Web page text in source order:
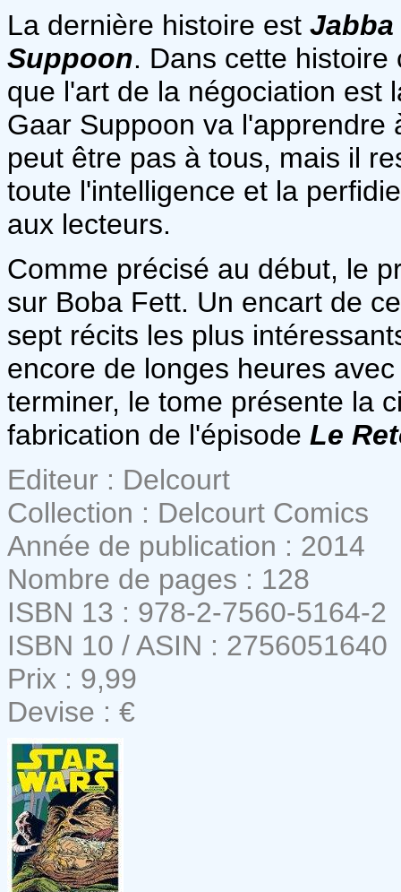
La dernière histoire est
Suppoon. Dans cette
que l'art de la négociation est
Gaar Suppoon va
peut être pas à tous, mais il
toute l'intelligence et la
aux lecteurs.
Comme précisé au début, le
sur Boba Fett. Un encart de
sept récits les plus
encore de longes heures
terminer, le tome présente la
fabrication de l'épisode Le
Editeur : Delcourt
Collection : Delcourt Comics
Année de publication : 2014
Nombre de pages : 128
ISBN 13 : 978-2-7560-5164-2
ISBN 10 / ASIN : 2756051640
Prix : 9,99
Devise : €